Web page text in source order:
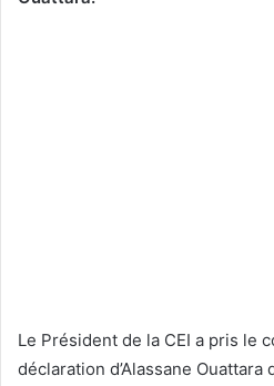
Le Président de la CEI a pris le
déclaration d’Alassane